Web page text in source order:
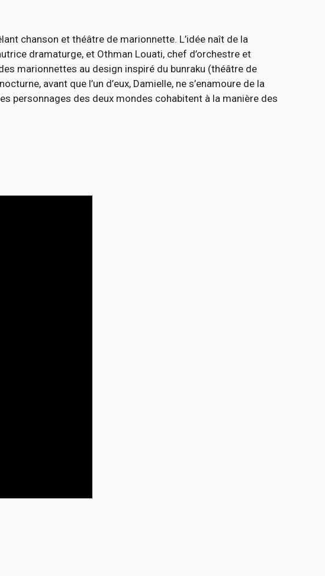
chanson et théâtre de marionnette. L’idée naît de la
dramaturge, et Othman Louati, chef d’orchestre et
marionnettes au design inspiré du bunraku (théâtre de
avant que l’un d’eux, Damielle, ne s’enamoure de la
personnages des deux mondes cohabitent à la manière des